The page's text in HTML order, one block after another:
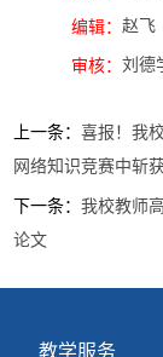
编辑：赵飞
审核：刘德
上一条：喜报！我
网络知识竞赛中斩
下一条：我校教师
论文
教学服务